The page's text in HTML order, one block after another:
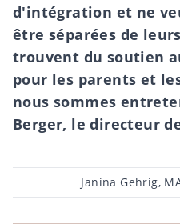
d'intégration et ne
être séparées de
trouvent du soutien
pour les parents et
nous sommes
Berger, le directeur
Post
author
Janina Gehrig,